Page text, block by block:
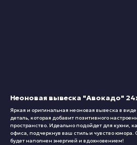
Неоновая вывеска "Авокадо"
Яркая и оригинальная неоновая вывеска в
деталь, которая добавит позитивного
пространство. Идеально подойдет для кухни,
офиса, подчеркнув ваш стиль и чувство
будет наполнен энергией и вдохновением!